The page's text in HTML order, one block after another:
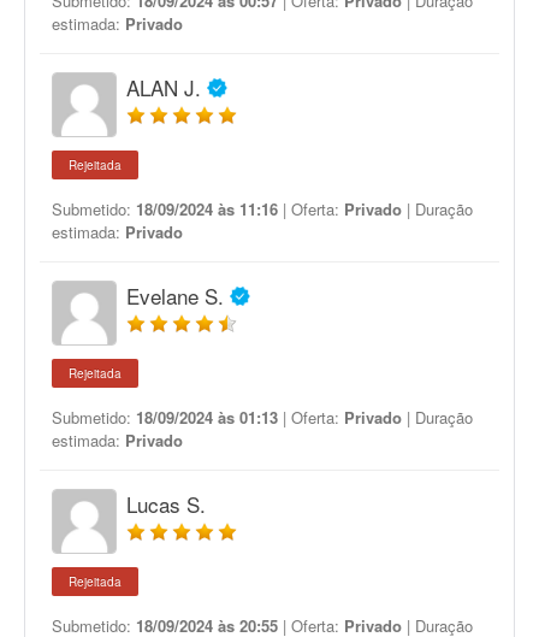
estimada: Privado
ALAN J.
Rejeitada
Submetido: 18/09/2024 às 11:16 | Oferta: Privado | Duração
estimada: Privado
Evelane S.
Rejeitada
Submetido: 18/09/2024 às 01:13 | Oferta: Privado | Duração
estimada: Privado
Lucas S.
Rejeitada
Submetido: 18/09/2024 às 20:55 | Oferta: Privado | Duração